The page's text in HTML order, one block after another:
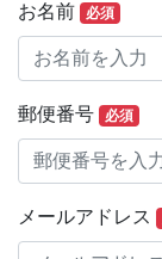
お名前 必須
郵便番号 必須
メールアドレス